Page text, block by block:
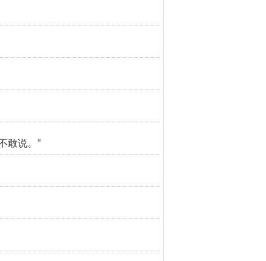
敢说。"